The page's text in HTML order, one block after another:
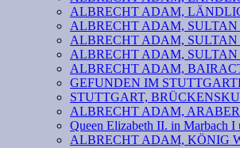
ALBRECHT ADAM,
ALBRECHT ADAM,
ALBRECHT ADAM,
ALBRECHT ADAM,
ALBRECHT ADAM,
GEFUNDEN IM
STUTTGART,
ALBRECHT ADAM,
Queen Elizabeth II. in Marbach I
ALBRECHT ADAM, KÖNIG